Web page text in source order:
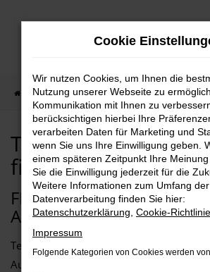
Zum
Startseite Tesla Auto kaufen, finanzieren,
Tesla Auto kaufen,
finanzieren, leasen
FINDEN SIE IHREN NEUEN
AUTOZENTRUM SCHMITZ
Tesla baut herausragende Fahrzeuge –
Autohändler und Experten, sondern
Cookie
Wir nutzen Cookies, um Ihnen die
Nutzung unserer Webseite zu
Kommunikation mit Ihnen zu
berücksichtigen hierbei Ihre
verarbeiten Daten für Marketing und
wenn Sie uns Ihre Einwilligung geben.
einem späteren Zeitpunkt Ihre
Sie die Einwilligung jederzeit für die
Weitere Informationen zum Umfang der
Datenverarbeitung finden Sie hier:
Datenschutzerklärung Cookie-Richtlinie
Impressum
Folgende Kategorien von Cookies werden